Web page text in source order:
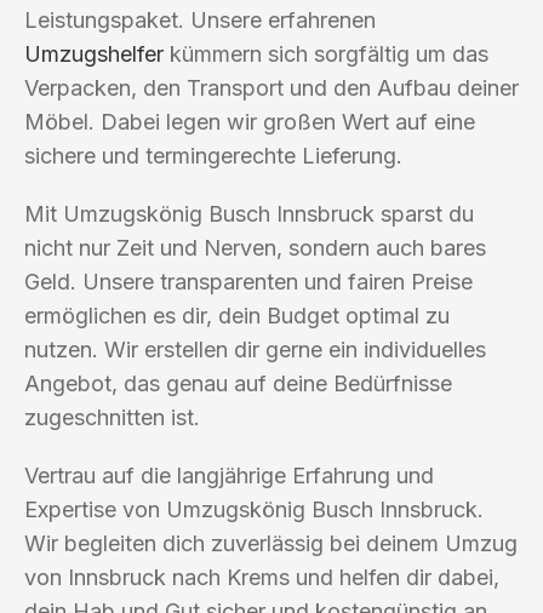
Leistungspaket. Unsere erfahrenen
Umzugshelfer kümmern sich sorgfältig um das
Verpacken, den Transport und den Aufbau deiner
Möbel. Dabei legen wir großen Wert auf eine
sichere und termingerechte Lieferung.
Mit Umzugskönig Busch Innsbruck sparst du
nicht nur Zeit und Nerven, sondern auch bares
Geld. Unsere transparenten und fairen Preise
ermöglichen es dir, dein Budget optimal zu
nutzen. Wir erstellen dir gerne ein individuelles
Angebot, das genau auf deine Bedürfnisse
zugeschnitten ist.
Vertrau auf die langjährige Erfahrung und
Expertise von Umzugskönig Busch Innsbruck.
Wir begleiten dich zuverlässig bei deinem Umzug
von Innsbruck nach Krems und helfen dir dabei,